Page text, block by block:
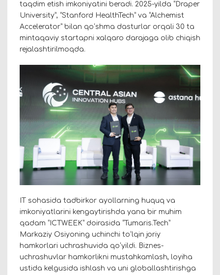
taqdim etish imkoniyatini beradi. 2025-yilda “Draper
University”, “Stanford HealthTech” va “Alchemist
Accelerator” bilan qoʻshma dasturlar orqali 30 ta
mintaqaviy startapni xalqaro darajaga olib chiqish
rejalashtirilmoqda.
IT sohasida tadbirkor ayollarning huquq va
imkoniyatlarini kengaytirishda yana bir muhim
qadam “ICTWEEK” doirasida “Tumaris.Tech”
Markaziy Osiyoning uchinchi toʻlqin joriy
hamkorlari uchrashuvida qoʻyildi. Biznes-
uchrashuvlar hamkorlikni mustahkamlash, loyiha
ustida kelgusida ishlash va uni globallashtirishga